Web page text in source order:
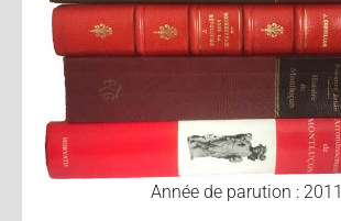
Année de parution : 2011